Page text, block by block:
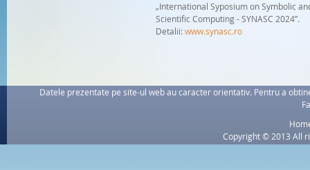
„International Syposium on Symbolic
Scientific Computing - SYNASC 2024”.
Detalii:www.synasc.ro
Datele prezentate pe site-ul web au caracter orientativ. Pentru a
Copyright © 2013 All